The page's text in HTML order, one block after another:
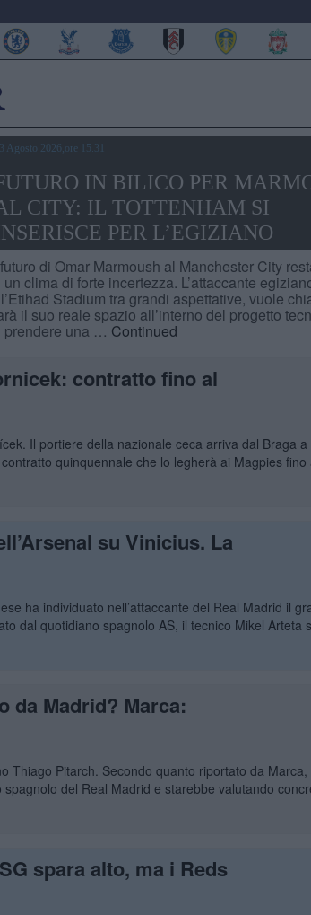
03 Agosto 2026,ore 15.31
IN BILICO PER
CITY: IL TOTTENHAM SI
PER L’EGIZIANO
di Omar Marmoush al Manchester City
un clima di forte incertezza. L’attaccante
Stadium tra grandi aspettative, vuole
il suo reale spazio all’interno del progetto
prendere una … Continued
contratto fino al
Il portiere della nazionale ceca arriva dal Braga a
quinquennale che lo legherà ai Magpies fino
su Vinicius. La
ha individuato nell’attaccante del Real Madrid il
dal quotidiano spagnolo AS, il tecnico Mikel Arteta
da Madrid? Marca:
Thiago Pitarch. Secondo quanto riportato da Marca,
del Real Madrid e starebbe valutando
spara alto, ma i Reds